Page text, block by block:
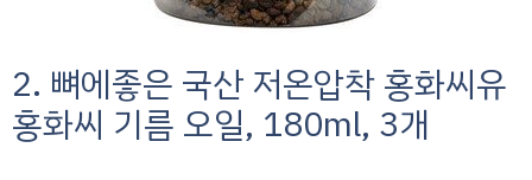
2. 뼈에좋은 국산 저온압착 홍화씨유
홍화씨 기름 오일, 180ml, 3개